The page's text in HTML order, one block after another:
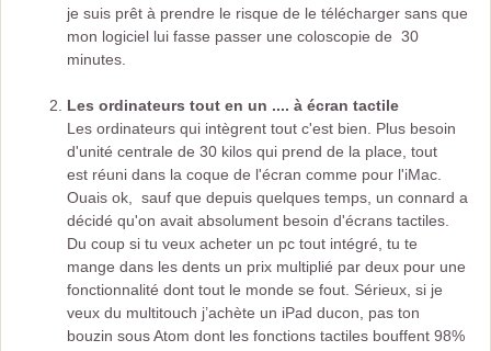
je suis prêt à prendre le risque de le télécharger sans que
mon logiciel lui fasse passer une coloscopie de 30
minutes.
Les ordinateurs tout en un .... à écran tactile
Les ordinateurs qui intègrent tout c'est bien. Plus besoin
d'unité centrale de 30 kilos qui prend de la place, tout
est réuni dans la coque de l'écran comme pour l'iMac.
Ouais ok, sauf que depuis quelques temps, un connard a
décidé qu'on avait absolument besoin d'écrans tactiles.
Du coup si tu veux acheter un pc tout intégré, tu te
mange dans les dents un prix multiplié par deux pour une
fonctionnalité dont tout le monde se fout. Sérieux, si je
veux du multitouch j’achète un iPad ducon, pas ton
bouzin sous Atom dont les fonctions tactiles bouffent 98%